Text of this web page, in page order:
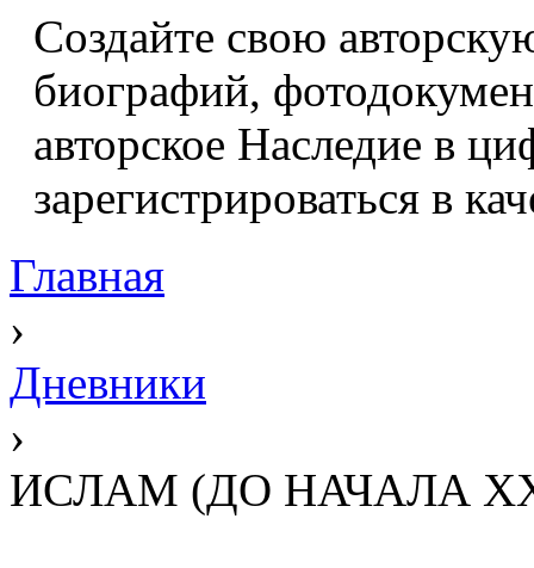
Создайте свою
биографий,
авторское Наследие в
зарегистрироваться в
Главная
›
Дневники
›
ИСЛАМ (ДО НАЧАЛА